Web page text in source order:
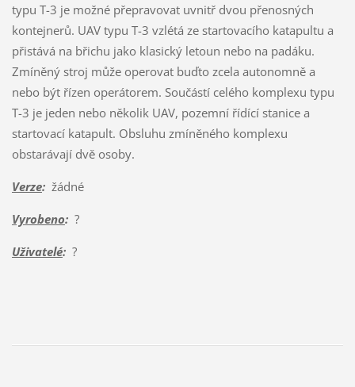
typu T-3 je možné přepravovat uvnitř dvou přenosných
kontejnerů. UAV typu T-3 vzlétá ze startovacího katapultu a
přistává na břichu jako klasický letoun nebo na padáku.
Zmíněný stroj může operovat buďto zcela autonomně a
nebo být řízen operátorem. Součástí celého komplexu typu
T-3 je jeden nebo několik UAV, pozemní řídící stanice a
startovací katapult. Obsluhu zmíněného komplexu
obstarávají dvě osoby.
Verze:žádné
Vyrobeno:?
Uživatelé:?